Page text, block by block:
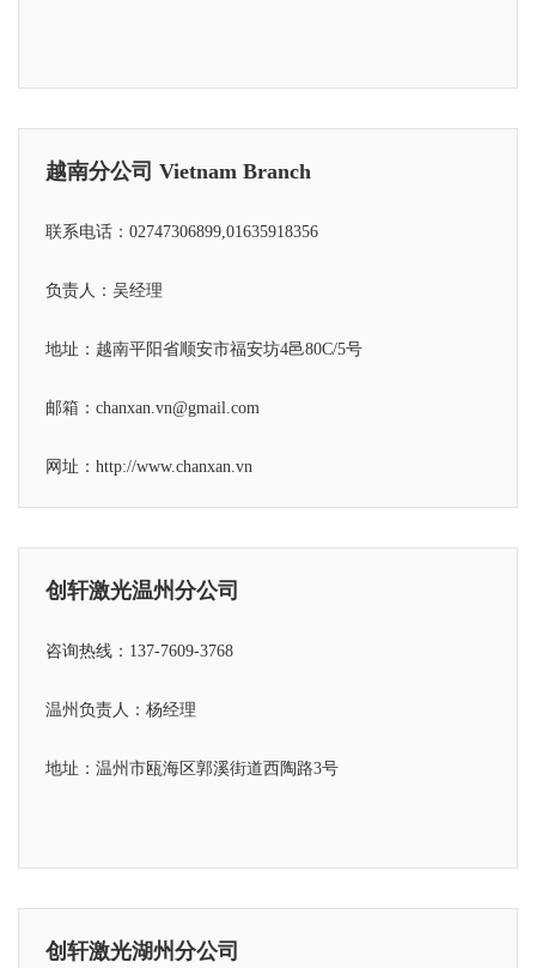
越南分公司 Vietnam Branch
联系电话：02747306899,01635918356
负责人：吴经理
地址：越南平阳省顺安市福安坊4邑80C/5号
邮箱：chanxan.vn@gmail.com
网址：http://www.chanxan.vn
创轩激光温州分公司
咨询热线：137-7609-3768
温州负责人：杨经理
地址：温州市瓯海区郭溪街道西陶路3号
创轩激光湖州分公司